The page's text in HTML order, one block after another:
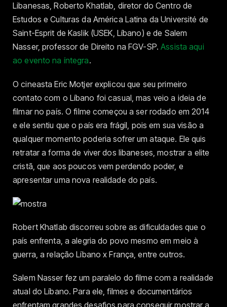
Libanesas, Roberto Khatlab, diretor do Centro de
Estudos e Culturas da América Latina da Université de
Saint-Esprit de Kaslik (USEK, Líbano) e de Salem
Nasser, professor de Direito na FGV-SP.Assista aqui
ao evento na íntegra.
O cineasta Eric Motjer explicou que seu primeiro
contato com o Líbano foi casual, mas veio a ideia de
filmar no país. O filme começou a ser rodado em 2014
e ele sentiu que o país era frágil, pois em sua visão a
qualquer momento poderia sofrer um ataque. Ele quis
retratar a forma de viver dos libaneses, mostrar a elite
cristã, que aos poucos vem perdendo poder, e
apresentar uma nova realidade do país.
Robert Khatlab discorreu sobre as dificuldades que o
país enfrenta, a alegria do povo mesmo em meio à
guerra, a relação Líbano x França, entre outros.
Salem Nasser fez um paralelo do filme com a realidade
atual do Líbano. Para ele, filmes e documentários